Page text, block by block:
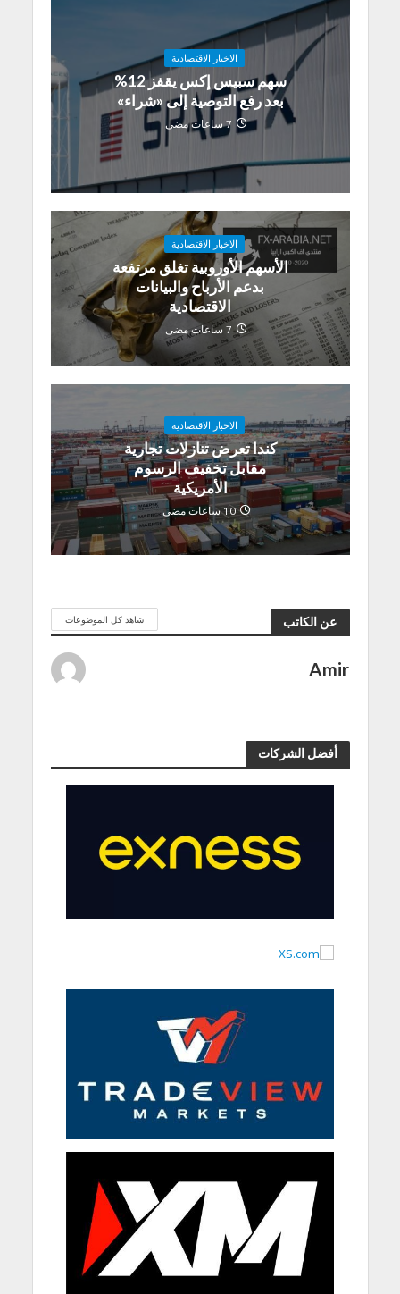
الاخبار الاقتصادية
سهم سبيس إكس يقفز 12%
بعد رفع التوصية إلى «شراء»
7 ساعات مضى
الاخبار الاقتصادية
الأسهم الأوروبية تغلق مرتفعة
بدعم الأرباح والبيانات
الاقتصادية
7 ساعات مضى
الاخبار الاقتصادية
كندا تعرض تنازلات تجارية
مقابل تخفيف الرسوم
الأمريكية
10 ساعات مضى
عن الكاتب شاهد كل الموضوعات
Amir
أفضل الشركات